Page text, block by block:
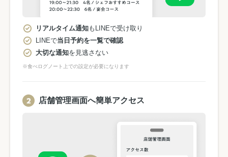
リアルタイム通知もLINEで受け取り
LINEで当日予約を一覧で確認
大切な通知を見逃さない
※食べログノート上での設定が必要になります
店舗管理画面へ簡単アクセス